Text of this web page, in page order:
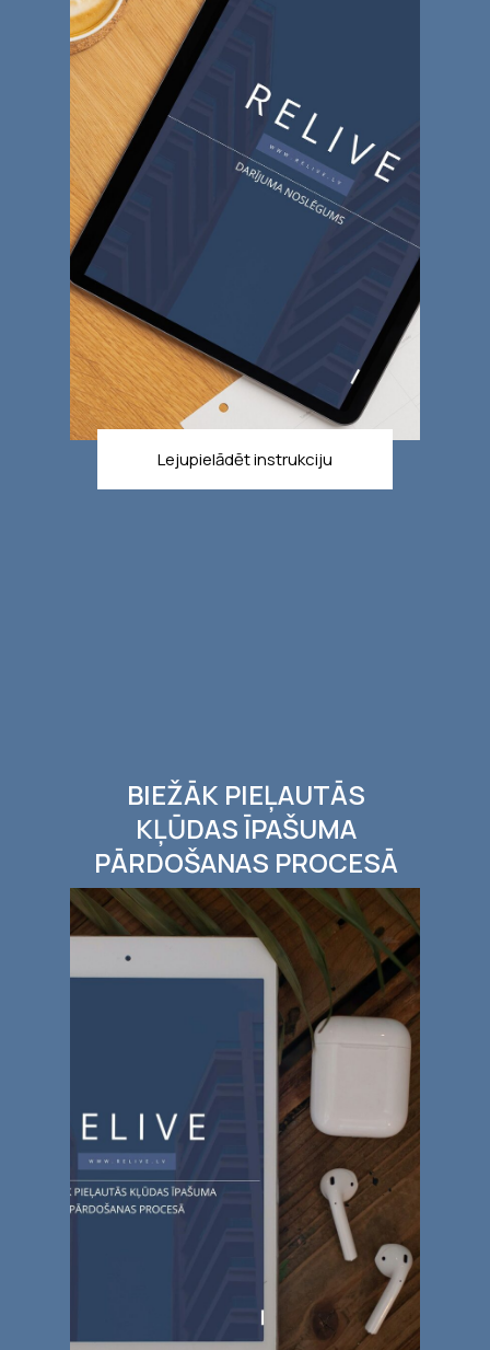
Lejupielādēt instrukciju
BIEŽĀK PIEĻAUTĀS
KĻŪDAS ĪPAŠUMA
PĀRDOŠANAS PROCESĀ